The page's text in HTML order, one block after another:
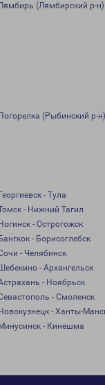
(Лямбирский р-н)
(Рыбинский р-н)
- Тула
- Нижний Тагил
- Острогожск
- Борисоглебск
- Челябинск
- Архангельск
- Ноябрьск
- Смоленск
- Ханты-
- Кинешма